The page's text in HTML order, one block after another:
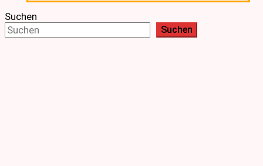
Suchen
Suchen